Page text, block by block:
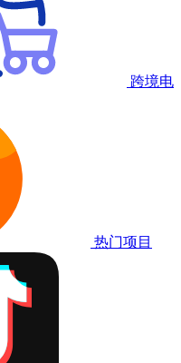
跨境电
热门项目